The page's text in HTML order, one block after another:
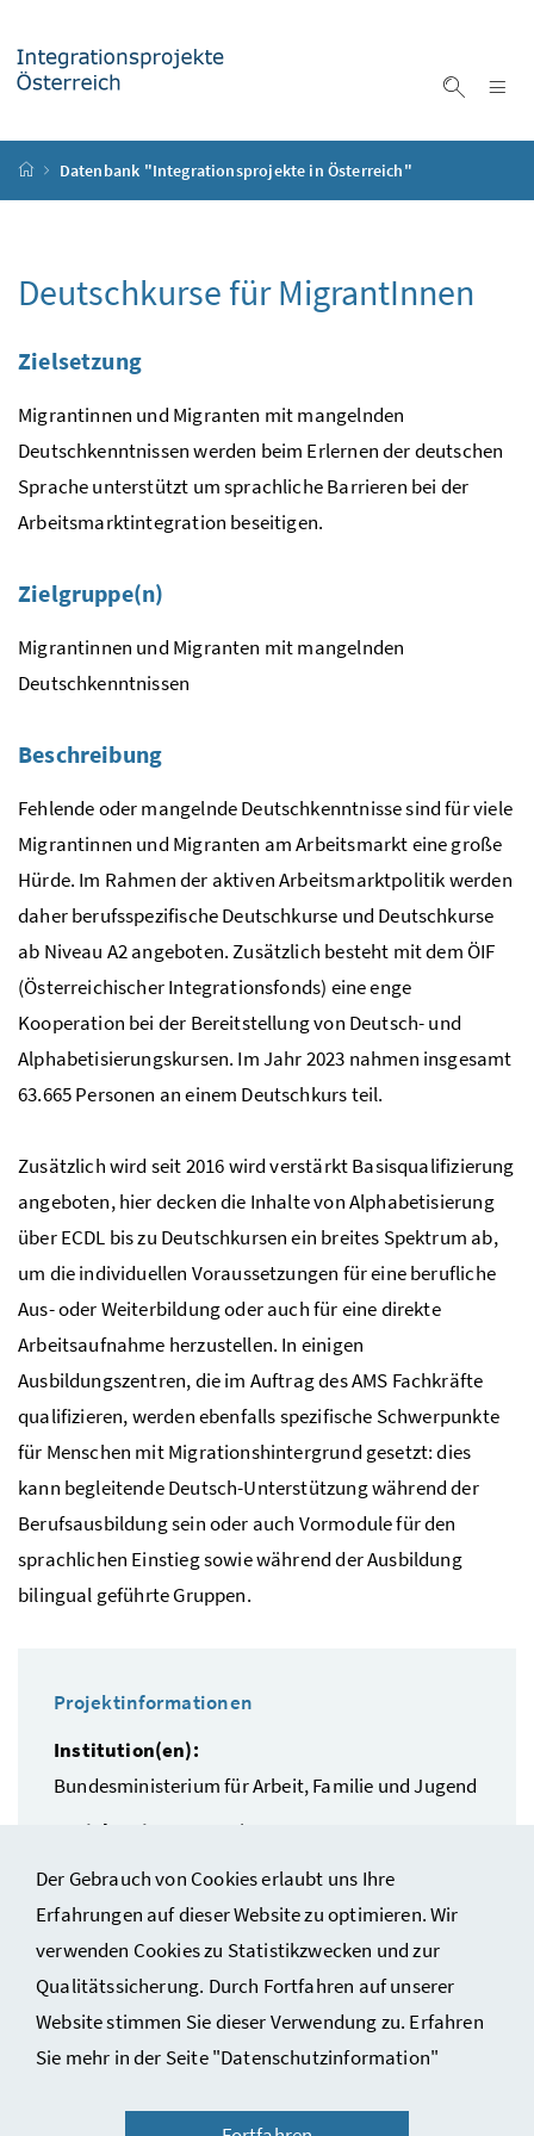
Der Gebrauch von Cookies erlaubt uns Ihre
Erfahrungen auf dieser Website zu optimieren. Wir
verwenden Cookies zu Statistikzwecken und zur
Qualitätssicherung. Durch Fortfahren auf unserer
Website stimmen Sie dieser Verwendung zu. Erfahren
Sie mehr in der Seite "Datenschutzinformation"
Startseite
Datenbank "Integrationsprojekte in Österreich"
Deutschkurse für MigrantInnen
Zielsetzung
Migrantinnen und Migranten mit mangelnden
Deutschkenntnissen werden beim Erlernen der deutschen
Sprache unterstützt um sprachliche Barrieren bei der
Arbeitsmarktintegration beseitigen.
Zielgruppe(n)
Migrantinnen und Migranten mit mangelnden
Deutschkenntnissen
Beschreibung
Fehlende oder mangelnde Deutschkenntnisse sind für viele
Migrantinnen und Migranten am Arbeitsmarkt eine große
Hürde. Im Rahmen der aktiven Arbeitsmarktpolitik werden
daher berufsspezifische Deutschkurse und Deutschkurse
ab Niveau A2 angeboten. Zusätzlich besteht mit dem ÖIF
(Österreichischer Integrationsfonds) eine enge
Kooperation bei der Bereitstellung von Deutsch- und
Alphabetisierungskursen. Im Jahr 2023 nahmen insgesamt
63.665 Personen an einem Deutschkurs teil.
Zusätzlich wird seit 2016 wird verstärkt Basisqualifizierung
angeboten, hier decken die Inhalte von Alphabetisierung
überECDL bis zu Deutschkursen ein breites Spektrum ab,
um die individuellen Voraussetzungen für eine berufliche
Aus- oder Weiterbildung oder auch für eine direkte
Arbeitsaufnahme herzustellen. In einigen
Ausbildungszentren, die im Auftrag des AMS Fachkräfte
qualifizieren, werden ebenfalls spezifische Schwerpunkte
für Menschen mit Migrationshintergrund gesetzt: dies
kann begleitende Deutsch-Unterstützung während der
Berufsausbildung sein oder auch Vormodule für den
sprachlichen Einstieg sowie während der Ausbildung
bilingual geführte Gruppen.
Projektinformationen
Institution(en):
Bundesministerium für Arbeit, Familie und Jugend
Projektzeitraum:
seit 01.01.2012
NAP.I Handlungsfeld(er): Arbeit und Beruf